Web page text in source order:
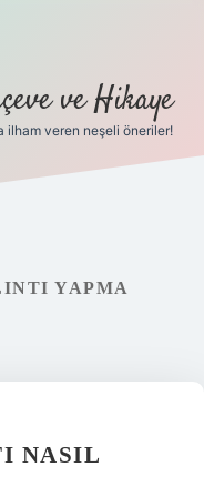
ve Hikaye
ilham veren neşeli öneriler!
YAPMA
NASIL